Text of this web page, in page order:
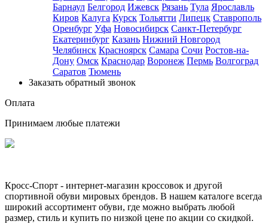
Барнаул Белгород Ижевск Рязань Тула Ярославль
Киров Калуга Курск Тольятти Липецк Ставрополь
Оренбург Уфа Новосибирск Санкт-Петербург
Екатеринбург Казань Нижний Новгород
Челябинск Красноярск Самара Сочи Ростов-на-
Дону Омск Краснодар Воронеж Пермь Волгоград
Саратов Тюмень
Заказать обратный звонок
Оплата
Принимаем любые платежи
Кросс-Спорт - интернет-магазин кроссовок и другой
спортивной обуви мировых брендов. В нашем каталоге всегда
широкий ассортимент обуви, где можно выбрать любой
размер, стиль и купить по низкой цене по акции со скидкой.